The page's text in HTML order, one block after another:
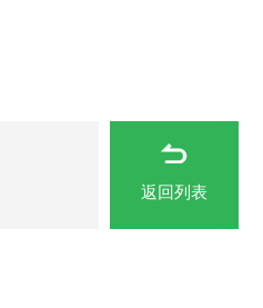
返回列表